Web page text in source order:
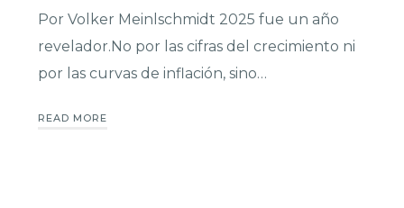
Por Volker Meinlschmidt 2025 fue un año
revelador.No por las cifras del crecimiento ni
por las curvas de inflación, sino…
READ MORE